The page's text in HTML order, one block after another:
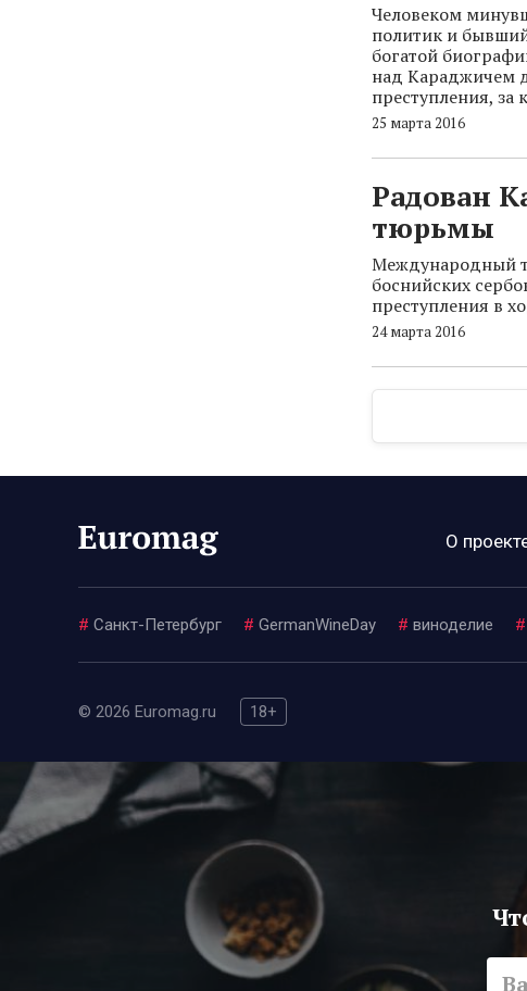
Человеком
политик и
богатой
над Караджичем
преступления,
25 марта 2016
Радован
тюрьмы
Международный
боснийских
преступления в
24 марта 2016
О
# Санкт-Петербург # GermanWineDay # виноделие #
© 2026 Euromag.ru 18+